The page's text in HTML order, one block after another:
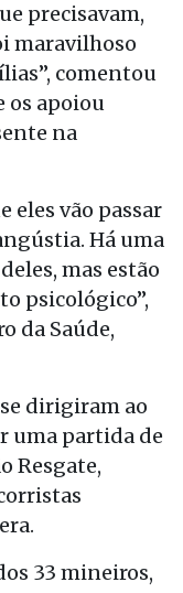
precisavam,
maravilhoso
comentou
os apoiou
na
eles vão passar
Há uma
mas estão
psicológico”,
da Saúde,
dirigiram ao
uma partida de
Resgate,
33 mineiros,